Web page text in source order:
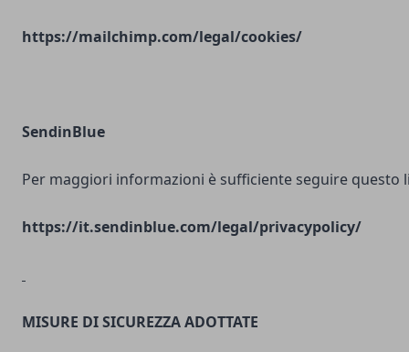
https://mailchimp.com/legal/cookies/
SendinBlue
Per maggiori informazioni è sufficiente seguire questo
https://it.sendinblue.com/legal/privacypolicy/
MISURE DI SICUREZZA ADOTTATE